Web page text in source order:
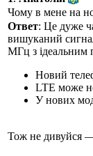
Чому в мене на
Ответ: Це дуже
вишуканий
МГц з ідеальним
Новий
LTE може
У нових
Тож не дивуйся —